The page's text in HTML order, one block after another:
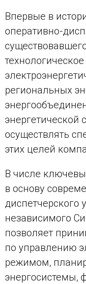
Впервые в
оперативно-
региональных
энергетической
осуществлять
этих целей
В числе
в основу
диспетчерского
независимого
позволяет
по управлению
режимом,
энергосистемы,